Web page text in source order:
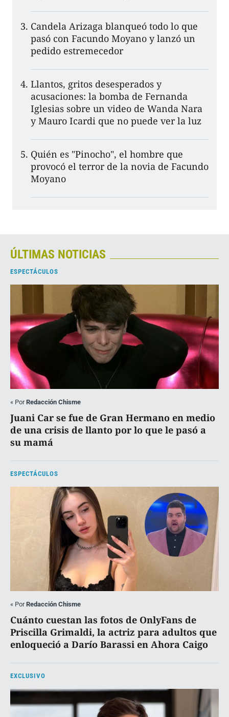
Candela Arizaga blanqueó todo lo que
pasó con Facundo Moyano y lanzó un
pedido estremecedor
Llantos, gritos desesperados y
acusaciones: la bomba de Fernanda
Iglesias sobre un video de Wanda Nara
y Mauro Icardi que no puede ver la luz
Quién es "Pinocho", el hombre que
provocó el terror de la novia de Facundo
Moyano
ÚLTIMAS NOTICIAS
ESPECTÁCULOS
« PorRedacción Chisme
Juani Car se fue de Gran Hermano en medio
de una crisis de llanto por lo que le pasó a
su mamá
ESPECTÁCULOS
« PorRedacción Chisme
Cuánto cuestan las fotos de OnlyFans de
Priscilla Grimaldi, la actriz para adultos que
enloqueció a Darío Barassi en Ahora Caigo
EXCLUSIVO